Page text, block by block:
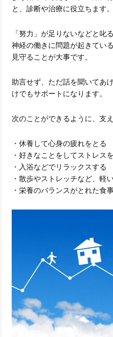
と、診断や治療に役立ちます。
「努力」が足りないなどと叱
神経の働きに問題が起きてい
見守ることが大事です。
助言せず、ただ話を聞いてあ
けでもサポートになります。
次のことができるように、支
・休養して心身の疲れをとる
・好きなことをしてストレス
・入浴などでリラックスする
・散歩やストレッチなど、軽
・栄養のバランスがとれた食